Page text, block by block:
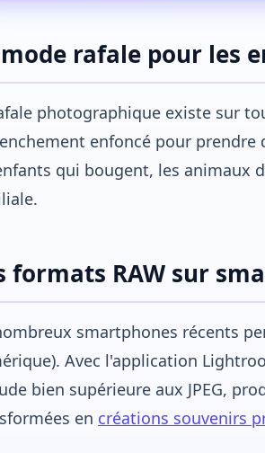
rafale pour les
photographique existe sur
enfoncé pour prendre
qui bougent, les animaux
formats RAW sur
smartphones récents
Avec l'application
bien supérieure aux JPEG,
en créations souvenirs